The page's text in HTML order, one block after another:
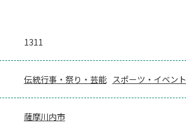
1311
伝統行事・祭り・芸能 スポーツ・イベント
薩摩川内市